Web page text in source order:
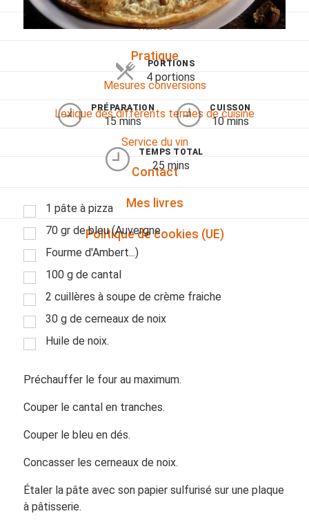
Viandes
Pratique
Mesures conversions
Lexique des différents termes de cuisine
Service du vin
Contact
Mes livres
Politique de cookies (UE)
PORTIONS
4 portions
PRÉPARATION
15 mins
CUISSON
10 mins
TEMPS TOTAL
25 mins
1 pâte à pizza
70 gr de bleu (Auvergne
Fourme d'Ambert...)
100 g de cantal
2 cuillères à soupe de crème fraiche
30 g de cerneaux de noix
Huile de noix.
Préchauffer le four au maximum.
Couper le cantal en tranches.
Couper le bleu en dés.
Concasser les cerneaux de noix.
Étaler la pâte avec son papier sulfurisé sur une plaque
à pâtisserie.